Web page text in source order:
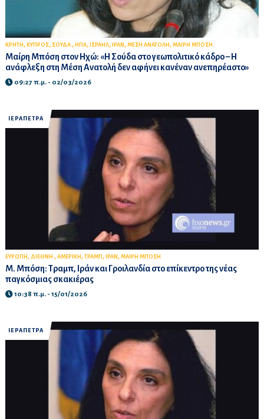
ΚΡΗΤΗ , ΚΥΠΡΟΣ, ΣΟΥΔΑ , ΗΠΑ, ΙΣΡΑΗΛ, ΙΡΑΝ , ΜΕΣΗ ΑΝΑΤΟΛΗ , ΜΑΙΡΗ ΜΠΟΣΗ
Μαίρη Μπόση στον Ηχώ: «Η Σούδα στο γεωπολιτικό κάδρο – Η
ανάφλεξη στη Μέση Ανατολή δεν αφήνει κανέναν ανεπηρέαστο»
09:27 π.μ. - 02/03/2026
ΙΕΡΑΠΕΤΡΑ
ΕΥΡΩΠΗ , ΔΙΕΘΝΗ , ΑΜΕΡΙΚΗ , ΤΡΑΜΠ , ΙΡΑΝ , ΜΑΙΡΗ ΜΠΟΣΗ
Μ. Μπόση: Τραμπ, Ιράν και Γροιλανδία στο επίκεντρο της νέας
παγκόσμιας σκακιέρας
10:38 π.μ. - 15/01/2026
ΙΕΡΑΠΕΤΡΑ